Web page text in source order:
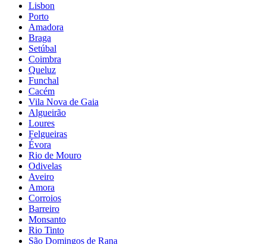
Lisbon
Porto
Amadora
Braga
Setúbal
Coimbra
Queluz
Funchal
Cacém
Vila Nova de Gaia
Algueirão
Loures
Felgueiras
Évora
Rio de Mouro
Odivelas
Aveiro
Amora
Corroios
Barreiro
Monsanto
Rio Tinto
São Domingos de Rana